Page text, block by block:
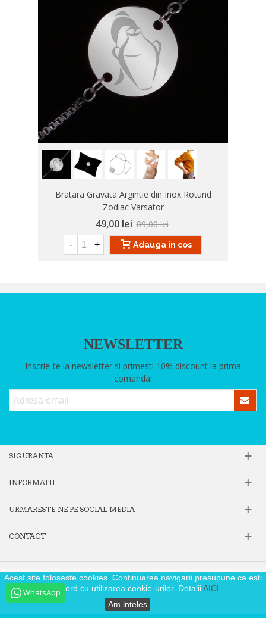
WhatsApp
Bratara Gravata Argintie din Inox Rotund
Zodiac Varsator
49,00 lei 89,00 lei
- + Adauga in cos
NEWSLETTER
Inscrie-te la newsletter si primesti 10% discount la prima
comanda!
SIGURANTA
INFORMATII
URMARESTE-NE PE SOCIAL MEDIA
CONTACT
Acest site foloseste cookies. Continuarea navigarii presupune ca esti
de acord cu utilizarea cookie-urilor. DetaliiAICI
Am inteles
Website operat de Fox Society SRL, Cod Fiscal 39605806, Reg. Com.
J40/9871/2018